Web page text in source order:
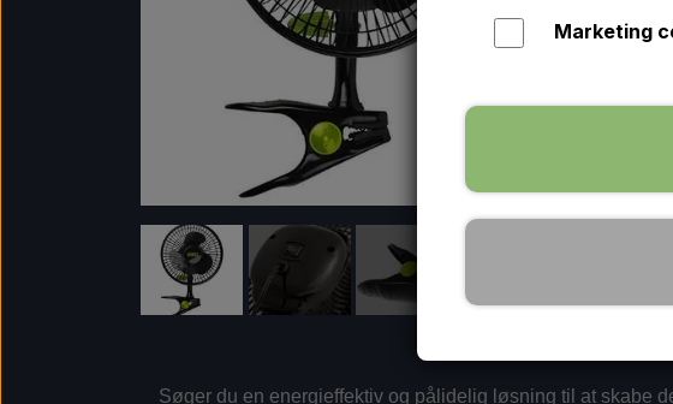
kun 5
nemt
Søger du en energieffektiv og pålidelig løsning til at skabe
Marketing